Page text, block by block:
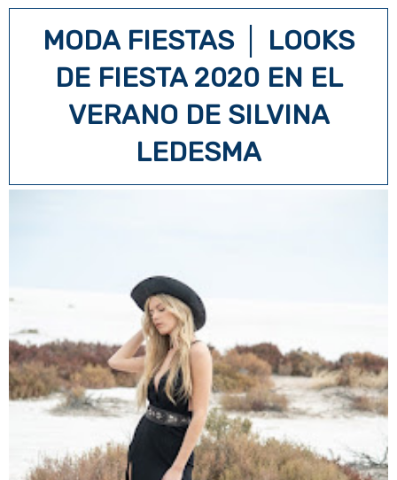
MODA FIESTAS │ LOOKS
DE FIESTA 2020 EN EL
VERANO DE SILVINA
LEDESMA